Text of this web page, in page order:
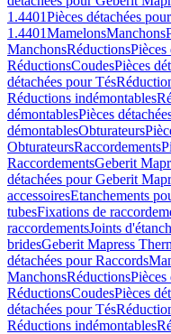
1.4401Pièces détachées
1.4401MamelonsManchons
ManchonsRéductionsPièces
RéductionsCoudesPièces
détachées pour Tés
Réductions indémontables
démontablesPièces
démontablesObturateurs
ObturateursRaccordements
RaccordementsGeberit
détachées pour Geberit
accessoiresEtanchements
tubesFixations de
raccordementsJoints
bridesGeberit Mapress
détachées pour Raccords
ManchonsRéductionsPièces
RéductionsCoudesPièces
détachées pour Tés
Réductions indémontables